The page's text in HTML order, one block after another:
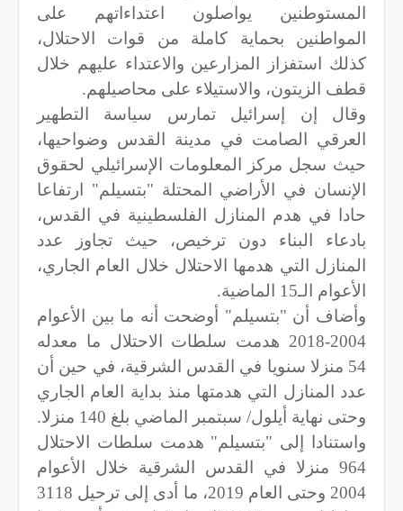
المستوطنين يواصلون اعتداءاتهم على
المواطنين بحماية كاملة من قوات الاحتلال،
كذلك استفزاز المزارعين والاعتداء عليهم خلال
قطف الزيتون، والاستيلاء على محاصيلهم.
وقال إن إسرائيل تمارس سياسة التطهير
العرقي الصامت في مدينة القدس وضواحيها،
حيث سجل مركز المعلومات الإسرائيلي لحقوق
الإنسان في الأراضي المحتلة "بتسيلم" ارتفاعا
حادا في هدم المنازل الفلسطينية في القدس،
بادعاء البناء دون ترخيص، حيث تجاوز عدد
المنازل التي هدمها الاحتلال خلال العام الجاري،
الأعوام الـ15 الماضية.
وأضاف أن "بتسيلم" أوضحت أنه ما بين الأعوام
2004-2018 هدمت سلطات الاحتلال ما معدله
54 منزلا سنويا في القدس الشرقية، في حين أن
عدد المنازل التي هدمتها منذ بداية العام الجاري
وحتى نهاية أيلول/ سبتمبر الماضي بلغ 140 منزلا.
واستنادا إلى "بتسيلم" هدمت سلطات الاحتلال
964 منزلا في القدس الشرقية خلال الأعوام
2004 وحتى العام 2019، ما أدى إلى ترحيل 3118